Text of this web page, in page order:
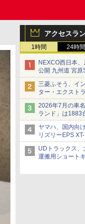
アクセスラ
1時間 24時間
NEXCO西日本
公開 九州道 宮
車両を通行可能
三菱ふそう、イ
ター・エクスト
ックベースの観
2026年7月の車
ランド」は1883
は2591台で27位
ヤマハ、国内向
リズリーEPS
UDトラックス、
運搬用ショート